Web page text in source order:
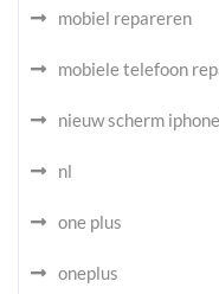
mobiel repareren
mobiele telefoon
nieuw scherm
nl
one plus
oneplus